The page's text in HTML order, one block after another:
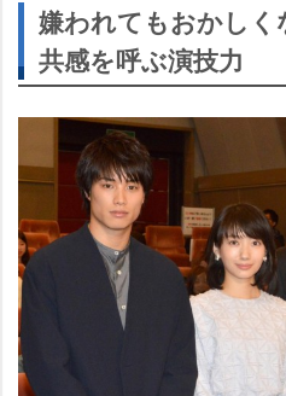
嫌われてもおかしく
共感を呼ぶ演技力